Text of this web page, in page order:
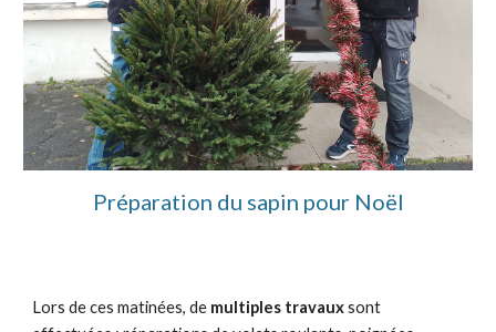
Préparation du sapin pour Noël
Lors de ces matinées, de multiples travaux sont